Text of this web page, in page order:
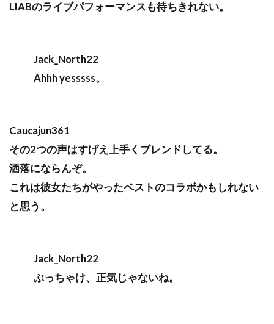
LIABのライブパフォーマンスも待ちきれない。
Jack_North22
Ahhh yesssss。
Caucajun361
その2つの声はすげえ上手くブレンドしてる。
洒落にならんぞ。
これは彼女たちがやったベストのコラボかもしれない
と思う。
Jack_North22
ぶっちゃけ、正気じゃないね。